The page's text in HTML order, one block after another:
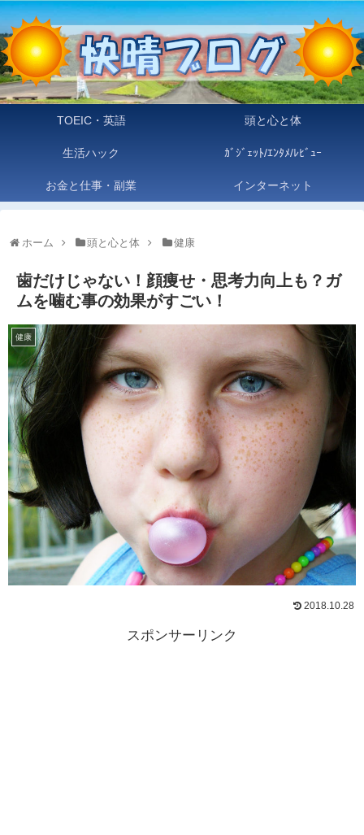
TOEIC・英語 頭と心と体
生活ハック ｶﾞｼﾞｪｯﾄ/ｴﾝﾀﾒ/ﾚﾋﾞｭｰ
お金と仕事・副業 インターネット
ホーム 頭と心と体 健康
歯だけじゃない！顔痩せ・思考力向上も？ガ
ムを噛む事の効果がすごい！
健康
2018.10.28
スポンサーリンク